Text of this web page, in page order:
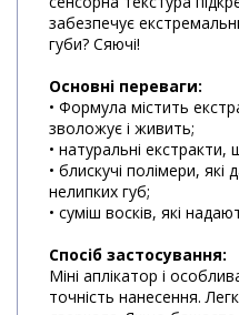
забезпечує
губи? Сяючі!
Основні переваги:
• Формула містить
зволожує і живить;
• натуральні
• блискучі полімери,
нелипких губ;
• суміш восків, які
Спосіб застосування:
Міні аплікатор і
точність нанесення.